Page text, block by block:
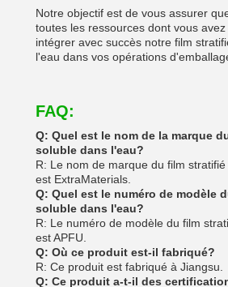
Notre objectif est de vous assurer
toutes les ressources dont vous
intégrer avec succès notre film
l'eau dans vos opérations
FAQ:
Q: Quel est le nom de la marque
soluble dans l'eau?
R: Le nom de marque du film
est ExtraMaterials.
Q: Quel est le numéro de modèle
soluble dans l'eau?
R: Le numéro de modèle du film
est APFU.
Q: Où ce produit est-il fabriqué?
R: Ce produit est fabriqué à Jiangsu.
Q: Ce produit a-t-il des